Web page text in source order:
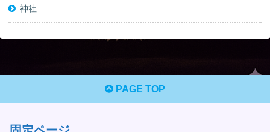
神社
PAGE TOP